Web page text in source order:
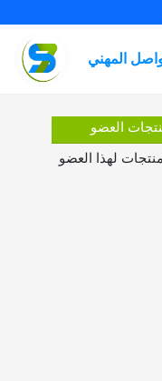
المهني
العضو
لهذا العضو